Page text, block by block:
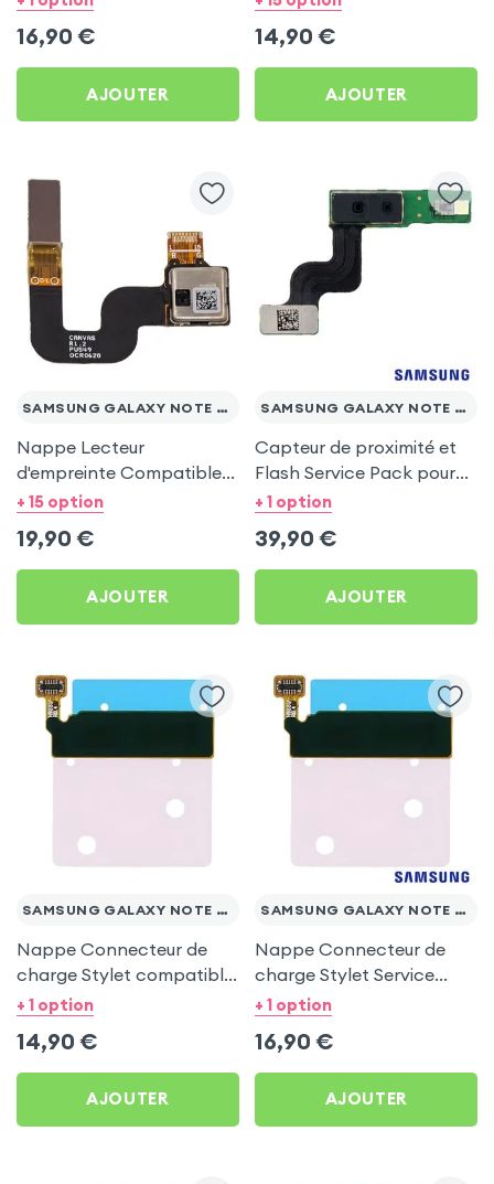
16,90 €
AJOUTER
14,90 €
AJOUTER
SAMSUNG GALAXY NOTE 20 ULTRA
Nappe Lecteur
d'empreinte Compatible
pour Samsung Galaxy
+ 15 option
19,90 €
AJOUTER
SAMSUNG GALAXY NOTE 20 ULTRA
Capteur de proximité et
Flash Service Pack pour
Samsung Galaxy Note 20
+ 1 option
39,90 €
AJOUTER
SAMSUNG GALAXY NOTE 20 ULTRA
Nappe Connecteur de
charge Stylet compatible
pour Samsung Galaxy
+ 1 option
14,90 €
AJOUTER
SAMSUNG GALAXY NOTE 20 ULTRA
Nappe Connecteur de
charge Stylet Service
Pack pour Samsung
+ 1 option
16,90 €
AJOUTER